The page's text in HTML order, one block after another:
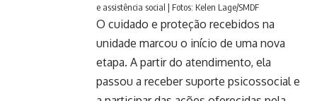
e assistência social | Fotos: Kelen Lage/SMDF
O cuidado e proteção recebidos na
unidade marcou o início de uma nova
etapa. A partir do atendimento, ela
passou a receber suporte psicossocial e